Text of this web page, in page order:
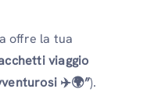
offre la tua
viaggio
✈️🌍”).